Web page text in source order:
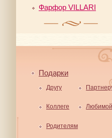
Фарфор VILLARI
Подарки
Другу
Коллеге Любимой
Родителям